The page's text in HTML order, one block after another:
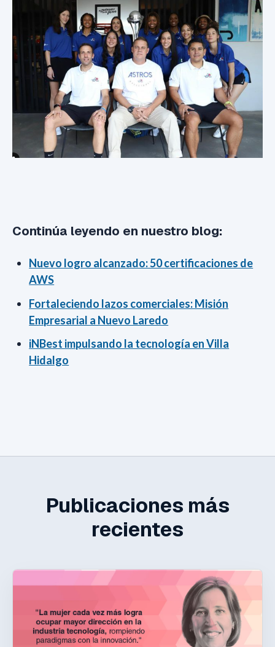
Continúa leyendo en nuestro blog:
Nuevo logro alcanzado: 50 certificaciones de
AWS
Fortaleciendo lazos comerciales: Misión
Empresarial a Nuevo Laredo
iNBest impulsando la tecnología en Villa
Hidalgo
Publicaciones más
recientes